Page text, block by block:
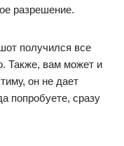
разрешение.
получился все
Также, вам может и
он не дает
попробуете, сразу